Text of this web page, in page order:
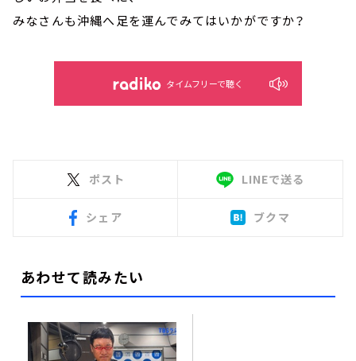
みなさんも沖縄へ足を運んでみてはいかがですか？
タイムフリーで聴く
ポスト LINEで送る
シェア ブクマ
あわせて読みたい